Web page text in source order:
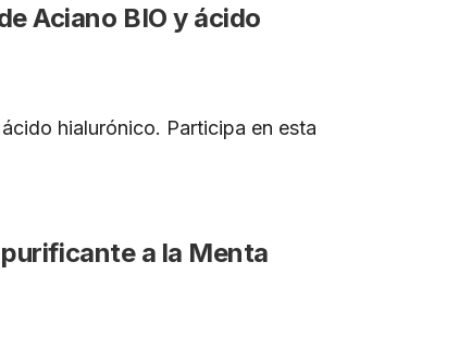
Aciano BIO y ácido
hialurónico. Participa en esta
a la Menta